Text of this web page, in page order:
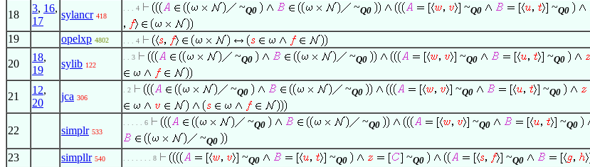
18
3, 16,
17
sylancr 418
. . . 4 ~Q0 ~Q0 ~Q0 ~Q0
19 opelxp 4802 . . . 4
20
18,
19
sylib 122
. . 3 ~Q0 ~Q0 ~Q0 ~Q0
21
12,
20
jca 306
. 2 ~Q0 ~Q0 ~Q0 ~Q0
22 simplr 533
. . . . . 6 ~Q0 ~Q0 ~Q0 ~Q0
~Q0
23 simpllr 540 . . . . . . . 8 ~Q0 ~Q0 ~Q0 ~Q0